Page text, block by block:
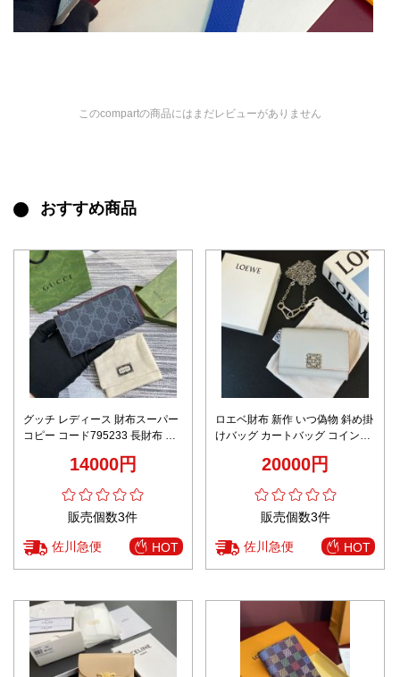
このcompartの商品にはまだレビューがありません
おすすめ商品
グッチ レディース 財布スーパー
コピー コード795233 長財布 カ
14000円
販売個数3件
佐川急便 HOT
ロエベ財布 新作 いつ偽物 斜め掛
けバッグ カートバッグ コインや
20000円
販売個数3件
佐川急便 HOT